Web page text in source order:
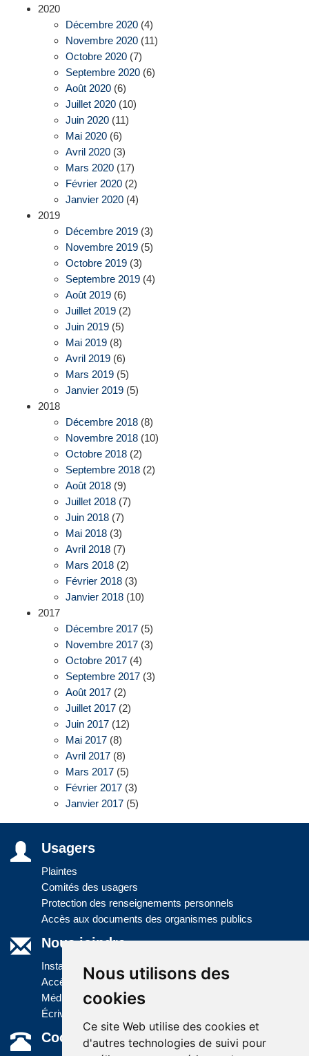
Nous utilisons des
cookies
Ce site Web utilise des cookies et
d'autres technologies de suivi pour
2020
Décembre 2020 (4)
Novembre 2020 (11)
Octobre 2020 (7)
Septembre 2020 (6)
Août 2020 (6)
Juillet 2020 (10)
Juin 2020 (11)
Mai 2020 (6)
Avril 2020 (3)
Mars 2020 (17)
Février 2020 (2)
Janvier 2020 (4)
2019
Décembre 2019 (3)
Novembre 2019 (5)
Octobre 2019 (3)
Septembre 2019 (4)
Août 2019 (6)
Juillet 2019 (2)
Juin 2019 (5)
Mai 2019 (8)
Avril 2019 (6)
Mars 2019 (5)
Janvier 2019 (5)
2018
Décembre 2018 (8)
Novembre 2018 (10)
Octobre 2018 (2)
Septembre 2018 (2)
Août 2018 (9)
Juillet 2018 (7)
Juin 2018 (7)
Mai 2018 (3)
Avril 2018 (7)
Mars 2018 (2)
Février 2018 (3)
Janvier 2018 (10)
2017
Décembre 2017 (5)
Novembre 2017 (3)
Octobre 2017 (4)
Septembre 2017 (3)
Août 2017 (2)
Juillet 2017 (2)
Juin 2017 (12)
Mai 2017 (8)
Avril 2017 (8)
Mars 2017 (5)
Février 2017 (3)
Janvier 2017 (5)
Usagers
Plaintes
Comités des usagers
Protection des renseignements personnels
Accès aux documents des organismes publics
Nous joindre
Installations
Accès à l'information
Médias
Écrivez-nous
Coordonnées